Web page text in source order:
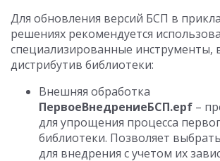
Для обновления версий БСП в
решениях рекомендуется
специализированные инструменты,
дистрибутив библиотеки:
Внешняя обработка
ПервоеВнедрениеБСП.epf –
для упрощения процесса
библиотеки. Позволяет
для внедрения с учетом их